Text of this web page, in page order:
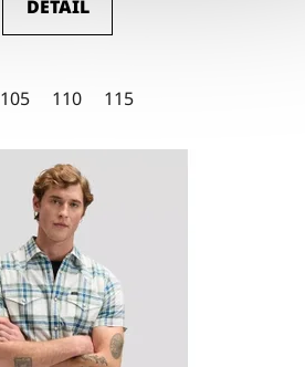
4,5
hvězdiček.
DETAIL
105 110 115